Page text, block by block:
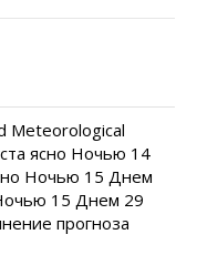
Meteorological
ясно Ночью 14
Ночью 15 Днем
15 Днем 29
прогноза